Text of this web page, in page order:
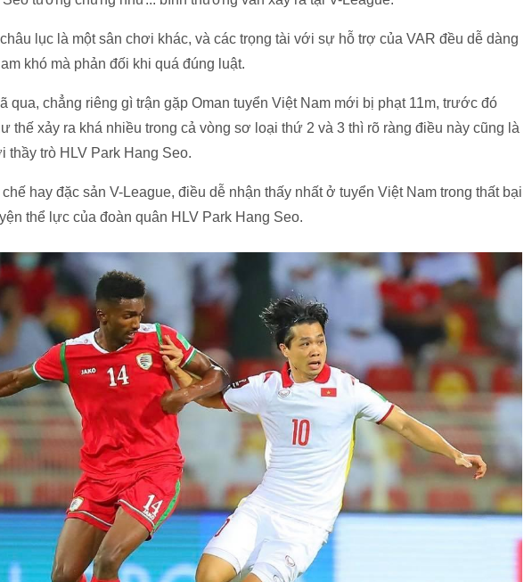
lục là một sân chơi khác, và các trọng tài với sự hỗ trợ của VAR đều dễ dàng
khó mà phản đối khi quá đúng luật.
qua, chẳng riêng gì trận gặp Oman tuyển Việt Nam mới bị phạt 11m, trước đó
thế xảy ra khá nhiều trong cả vòng sơ loại thứ 2 và 3 thì rõ ràng điều này cũng là
thầy trò HLV Park Hang Seo.
hay đặc sản V-League, điều dễ nhận thấy nhất ở tuyển Việt Nam trong thất bại
thể lực của đoàn quân HLV Park Hang Seo.